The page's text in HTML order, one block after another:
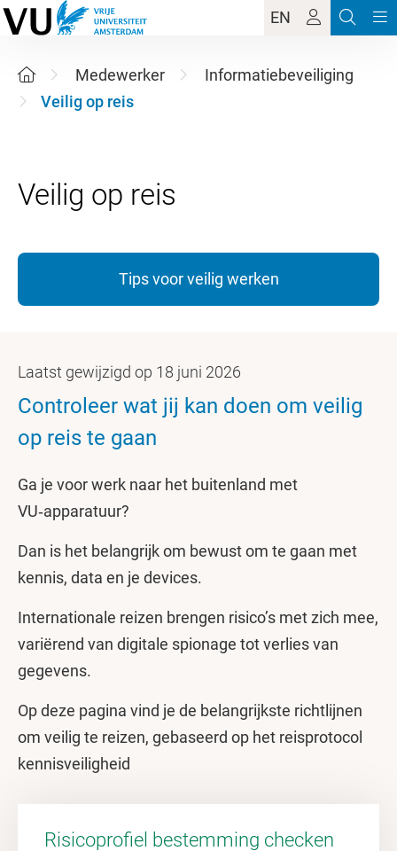
EN
Medewerker
Informatiebeveiliging
Veilig op reis
Tips voor veilig werken
Laatst gewijzigd op 18 juni 2026
Controleer wat jij kan doen om veilig
op reis te gaan
Ga je voor werk naar het buitenland met
VU‑apparatuur?
Dan is het belangrijk om bewust om te gaan met
kennis, data en je devices.
Internationale reizen brengen risico’s met zich mee,
variërend van digitale spionage tot verlies van
gegevens.
Op deze pagina vind je de belangrijkste richtlijnen
om veilig te reizen, gebaseerd op het reisprotocol
kennisveiligheid
Risicoprofiel bestemming checken